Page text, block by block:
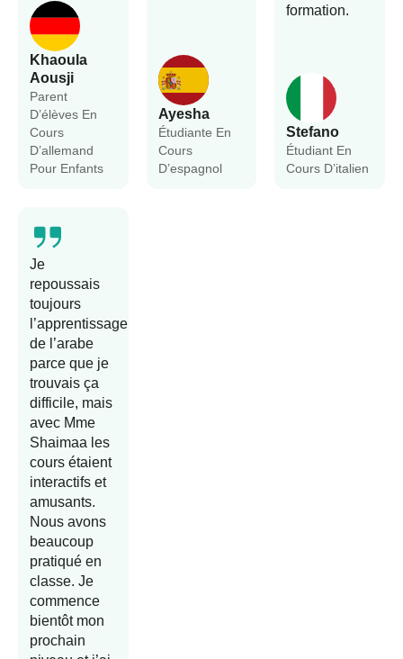
Khaoula
Aousji
Parent
D’élèves En
Cours
D’allemand
Pour Enfants
Ayesha
Étudiante En
Cours
D’espagnol
Stefano
Étudiant En
Cours D’italien
formation.
Je
repoussais
toujours
l’apprentissage
de l’arabe
parce que je
trouvais ça
difficile, mais
avec Mme
Shaimaa les
cours étaient
interactifs et
amusants.
Nous avons
beaucoup
pratiqué en
classe. Je
commence
bientôt mon
prochain